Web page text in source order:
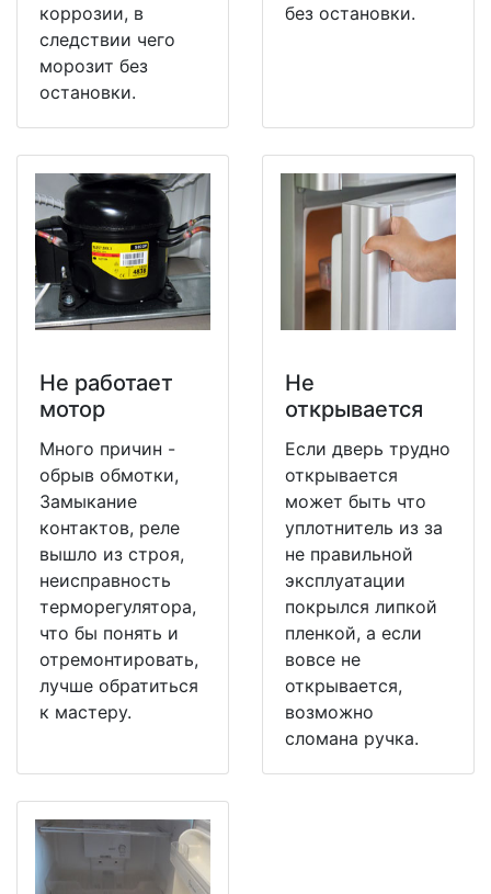
коррозии, в
следствии чего
морозит без
остановки.
без остановки.
Не работает
мотор
Много причин -
обрыв обмотки,
Замыкание
контактов, реле
вышло из строя,
неисправность
терморегулятора,
что бы понять и
отремонтировать,
лучше обратиться
к мастеру.
Не
открывается
Если дверь трудно
открывается
может быть что
уплотнитель из за
не правильной
эксплуатации
покрылся липкой
пленкой, а если
вовсе не
открывается,
возможно
сломана ручка.